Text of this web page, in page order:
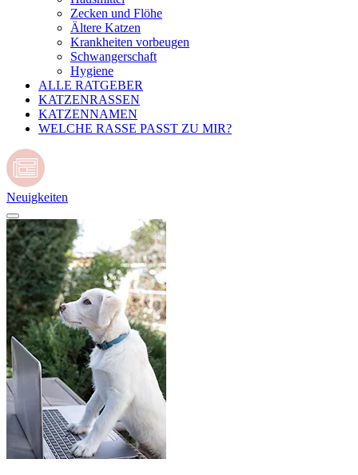
Zecken und Flöhe
Ältere Katzen
Krankheiten vorbeugen
Schwangerschaft
Hygiene
ALLE RATGEBER
KATZENRASSEN
KATZENNAMEN
WELCHE RASSE PASST ZU MIR?
Neuigkeiten